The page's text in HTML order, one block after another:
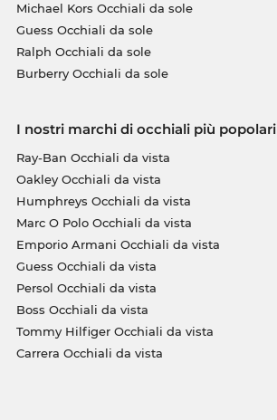
Michael Kors Occhiali da sole
Guess Occhiali da sole
Ralph Occhiali da sole
Burberry Occhiali da sole
I nostri marchi di occhiali più popolari
Ray-Ban Occhiali da vista
Oakley Occhiali da vista
Humphreys Occhiali da vista
Marc O Polo Occhiali da vista
Emporio Armani Occhiali da vista
Guess Occhiali da vista
Persol Occhiali da vista
Boss Occhiali da vista
Tommy Hilfiger Occhiali da vista
Carrera Occhiali da vista